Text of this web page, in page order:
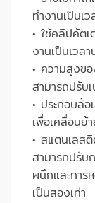
ทำงานเป็นเ
• ใช้คลิปคัต
งานเป็นเวลา
• ความสูงข
สามารถปรั
• ประกอบล้
เพื่อเคลื่อนย้
• สแตนเลส
สามารถปรั
ผนึกและการ
เป็นสองเท่า